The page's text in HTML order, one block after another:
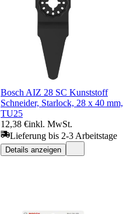
Bosch AIZ 28 SC Kunststoff
Schneider, Starlock, 28 x 40 mm,
TU25
12,38 €inkl. MwSt.
Lieferung bis 2-3 Arbeitstage
Details anzeigen